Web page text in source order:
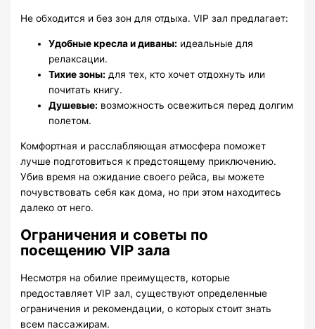
Не обходится и без зон для отдыха. VIP зал предлагает:
Удобные кресла и диваны: идеальные для
релаксации.
Тихие зоны: для тех, кто хочет отдохнуть или
почитать книгу.
Душевые: возможность освежиться перед долгим
полетом.
Комфортная и расслабляющая атмосфера поможет
лучше подготовиться к предстоящему приключению.
Убив время на ожидание своего рейса, вы можете
почувствовать себя как дома, но при этом находитесь
далеко от него.
Ограничения и советы по
посещению VIP зала
Несмотря на обилие преимуществ, которые
предоставляет VIP зал, существуют определенные
ограничения и рекомендации, о которых стоит знать
всем пассажирам.